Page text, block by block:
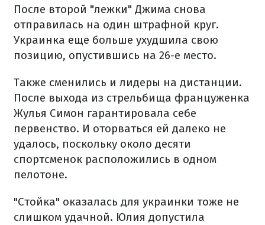
После второй "лежки" Джима снова
отправилась на один штрафной круг.
Украинка еще больше ухудшила свою
позицию, опустившись на 26-е место.
Также сменились и лидеры на дистанции.
После выхода из стрельбища француженка
Жулья Симон гарантировала себе
первенство. И оторваться ей далеко не
удалось, поскольку около десяти
спортсменок расположились в одном
пелотоне.
"Стойка" оказалась для украинки тоже не
слишком удачной. Юлия допустила